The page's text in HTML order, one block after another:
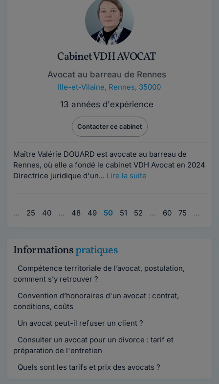
Cabinet VDH AVOCAT
Avocat au barreau de Rennes
Ille-et-Vilaine, Rennes, 35000
13 années d'expérience
Contacter ce cabinet
Maître Valérie DOUARD est avocate au barreau de
Rennes, où elle a fondé le cabinet VDH Avocat en 2024
Directrice juridique d'un... Lire la suite
… 25 40 … 48 49 50 51 52 … 60 75 …
Informationspratiques
Compétence territoriale de l’avocat, postulation,
comment s’y retrouver ?
Convention d’honoraires d'un avocat : contrat,
conditions, coûts
Un avocat peut-il refuser un client ?
Consulter un avocat pour un divorce : tarif et
préparation de l'entretien
Quels sont les tarifs et prix des avocats ?